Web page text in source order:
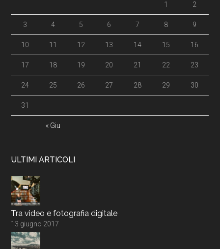
« Giu
1 2
3 4 5 6 7 8 9
10 11 12 13 14 15 16
17 18 19 20 21 22 23
24 25 26 27 28 29 30
31
ULTIMI ARTICOLI
Tra video e fotografia digitale
13 giugno 2017